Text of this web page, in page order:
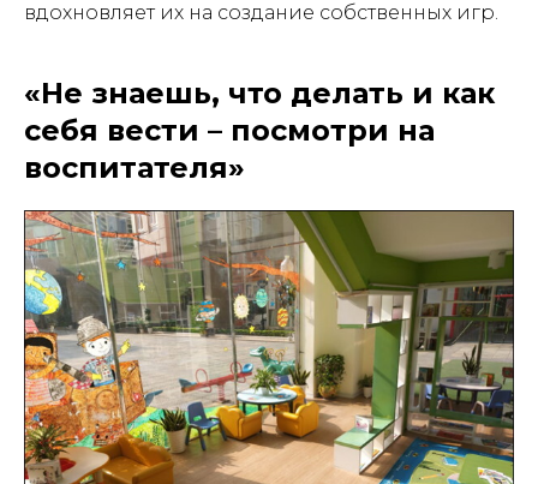
вдохновляет их на создание собственных игр.
«Не знаешь, что делать и как
себя вести – посмотри на
воспитателя»